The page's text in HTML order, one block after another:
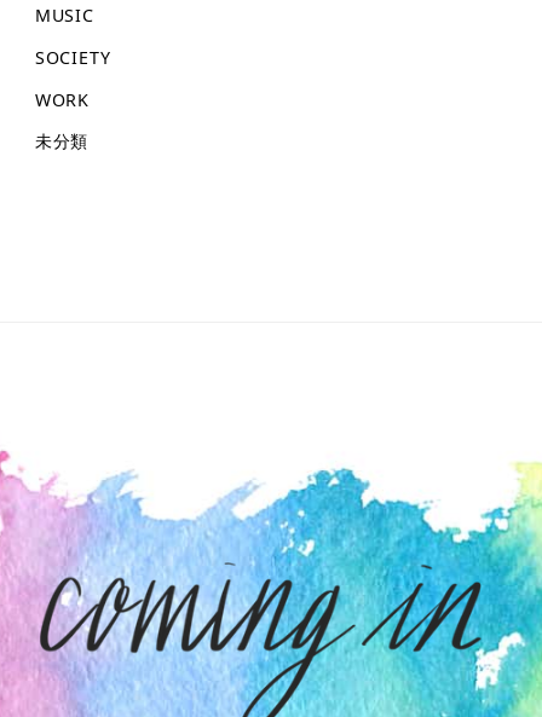
MUSIC
SOCIETY
WORK
未分類